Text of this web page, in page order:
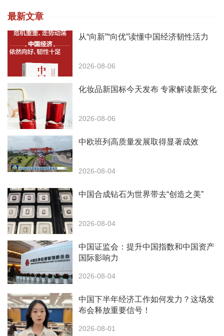
最新文章
从“向新”“向优”读懂中国经济韧性活力
2026-08-06
化妆品新国标今天发布 专家解读新变化
2026-08-06
中欧班列高质量发展取得显著成效
2026-08-04
中国合成钻石为世界带去“创造之美”
2026-08-04
中国证监会：提升中国指数和中国资产
国际影响力
2026-08-04
中国下半年经济工作如何发力？这场发
布会释放重要信号！
2026-08-01